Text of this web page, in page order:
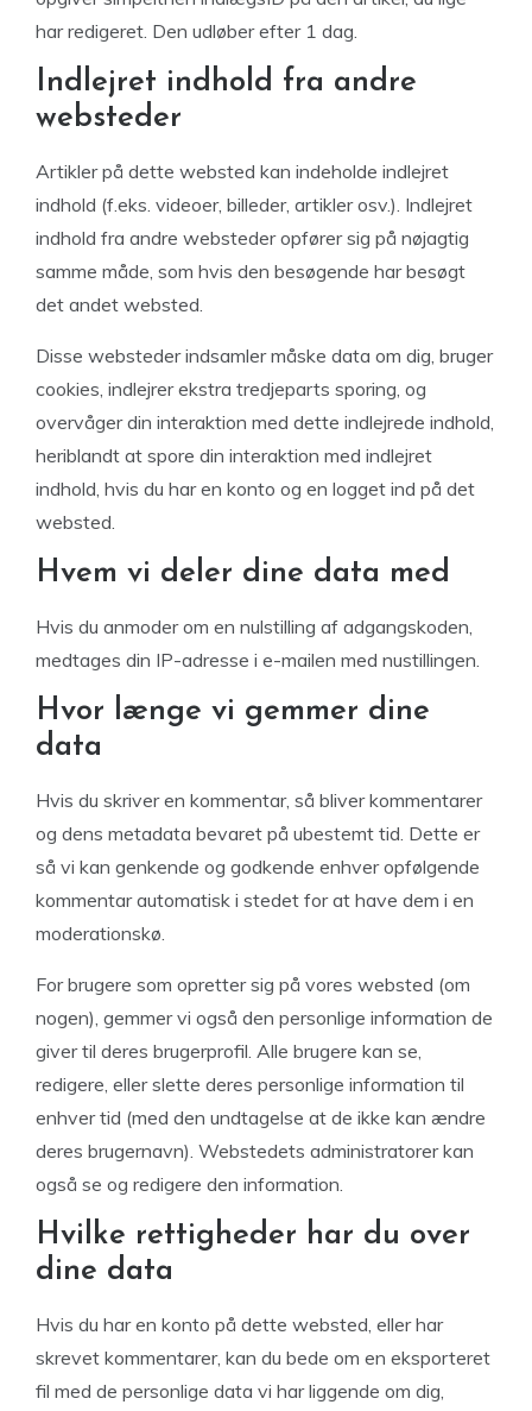
har redigeret. Den udløber efter 1 dag.
Indlejret indhold fra andre
websteder
Artikler på dette websted kan indeholde indlejret
indhold (f.eks. videoer, billeder, artikler osv.). Indlejret
indhold fra andre websteder opfører sig på nøjagtig
samme måde, som hvis den besøgende har besøgt
det andet websted.
Disse websteder indsamler måske data om dig, bruger
cookies, indlejrer ekstra tredjeparts sporing, og
overvåger din interaktion med dette indlejrede indhold,
heriblandt at spore din interaktion med indlejret
indhold, hvis du har en konto og en logget ind på det
websted.
Hvem vi deler dine data med
Hvis du anmoder om en nulstilling af adgangskoden,
medtages din IP-adresse i e-mailen med nustillingen.
Hvor længe vi gemmer dine
data
Hvis du skriver en kommentar, så bliver kommentarer
og dens metadata bevaret på ubestemt tid. Dette er
så vi kan genkende og godkende enhver opfølgende
kommentar automatisk i stedet for at have dem i en
moderationskø.
For brugere som opretter sig på vores websted (om
nogen), gemmer vi også den personlige information de
giver til deres brugerprofil. Alle brugere kan se,
redigere, eller slette deres personlige information til
enhver tid (med den undtagelse at de ikke kan ændre
deres brugernavn). Webstedets administratorer kan
også se og redigere den information.
Hvilke rettigheder har du over
dine data
Hvis du har en konto på dette websted, eller har
skrevet kommentarer, kan du bede om en eksporteret
fil med de personlige data vi har liggende om dig,